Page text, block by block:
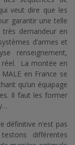
veut dire que les
garantir une telle
demandeur en
d’armes et
renseignement,
réel. La montée en
en France se
qu’un équipage
Il faut les former
définitive n’est pas
différentes